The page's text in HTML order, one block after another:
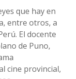
que hay en
entre otros, a
El docente
de Puno,
cine provincial,